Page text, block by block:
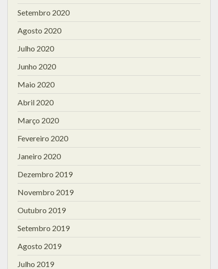
Setembro 2020
Agosto 2020
Julho 2020
Junho 2020
Maio 2020
Abril 2020
Março 2020
Fevereiro 2020
Janeiro 2020
Dezembro 2019
Novembro 2019
Outubro 2019
Setembro 2019
Agosto 2019
Julho 2019